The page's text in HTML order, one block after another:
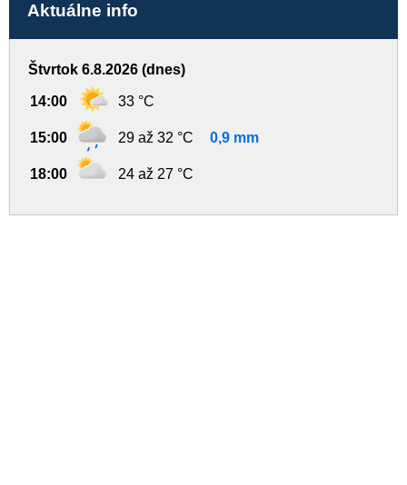
Aktuálne info
Štvrtok 6.8.2026 (dnes)
14:00 33 °C
15:00 29 až 32 °C 0,9 mm
18:00 24 až 27 °C